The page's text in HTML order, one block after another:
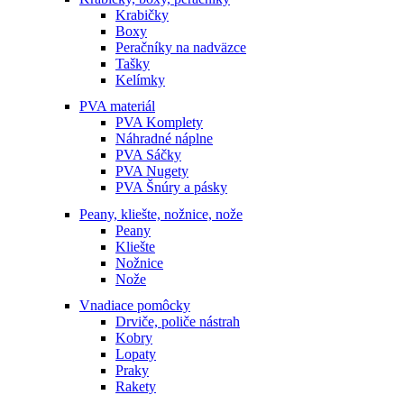
Krabičky
Boxy
Peračníky na nadväzce
Tašky
Kelímky
PVA materiál
PVA Komplety
Náhradné náplne
PVA Sáčky
PVA Nugety
PVA Šnúry a pásky
Peany, kliešte, nožnice, nože
Peany
Kliešte
Nožnice
Nože
Vnadiace pomôcky
Drviče, poliče nástrah
Kobry
Lopaty
Praky
Rakety